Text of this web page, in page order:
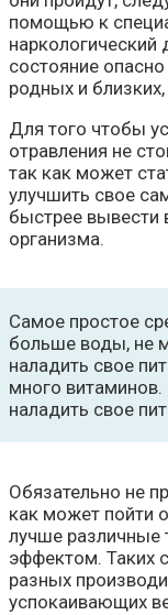
помощью к
наркологический
состояние
родных и
Для того чтобы
отравления не
так как может
улучшить свое
быстрее вывести
организма.
Самое простое
больше воды, не
наладить свое
много
наладить свое
Обязательно не
как может пойти
лучше различные
эффектом. Таких
разных
успокаивающих